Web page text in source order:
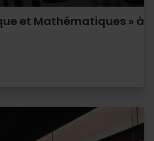
et Mathématiques » à